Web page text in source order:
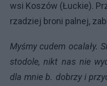
wsi Koszów (Łuckie).
rzadziej broni palnej,
Myśmy cudem ocalały.
stodole, nikt nas nie
dla mnie b. dobrzy i